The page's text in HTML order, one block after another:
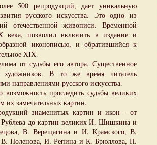
репродукций, дает уникальную
русского искусства. Это одно из
отечественной живописи. Временной
века, позволил включить в издание и
иконописью, и обратившийся к
XIX.
от судьбы его автора. Существенное
В то же время читатель
направлениями русского искусства.
проследить судьбы великих
их замечательных картин.
знаменитых картин и икон - от
до картин великих И. Шишкина и
В. Верещагина и И. Крамского, В.
Поленова, И. Репина и К. Брюллова, Н.